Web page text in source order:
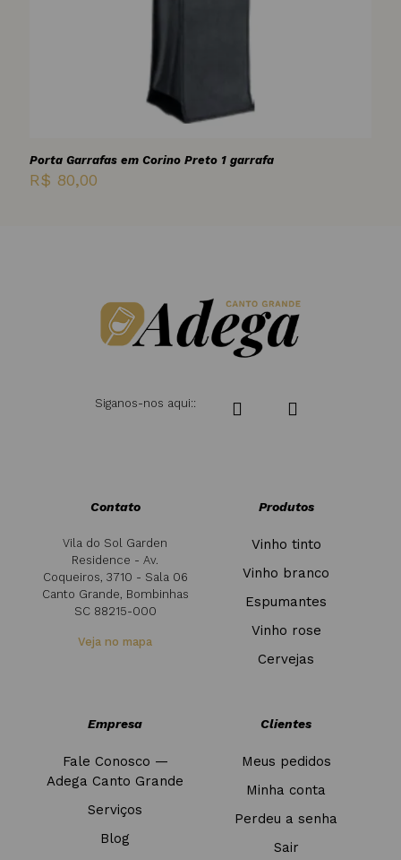
Porta Garrafas em Corino Preto 1 garrafa
R$ 80,00
Siganos-nos aqui::
Contato
Vila do Sol Garden
Residence - Av.
Coqueiros, 3710 - Sala 06
Canto Grande, Bombinhas
SC 88215-000
Veja no mapa
Produtos
Vinho tinto
Vinho branco
Espumantes
Vinho rose
Cervejas
Empresa
Fale Conosco —
Adega Canto Grande
Serviços
Blog
Clientes
Meus pedidos
Minha conta
Perdeu a senha
Sair